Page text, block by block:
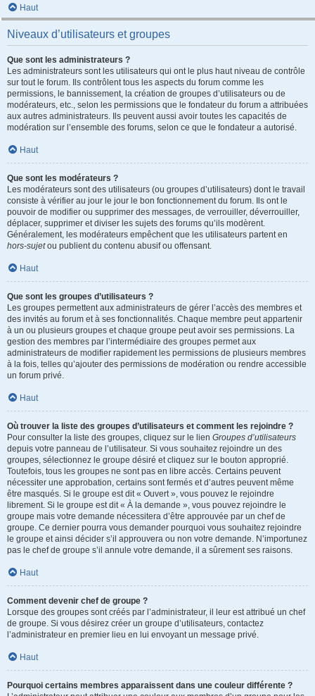
Haut
Niveaux d’utilisateurs et groupes
Que sont les administrateurs ?
Les administrateurs sont les utilisateurs qui ont le plus haut niveau de contrôle
sur tout le forum. Ils contrôlent tous les aspects du forum comme les
permissions, le bannissement, la création de groupes d’utilisateurs ou de
modérateurs, etc., selon les permissions que le fondateur du forum a attribuées
aux autres administrateurs. Ils peuvent aussi avoir toutes les capacités de
modération sur l’ensemble des forums, selon ce que le fondateur a autorisé.
Haut
Que sont les modérateurs ?
Les modérateurs sont des utilisateurs (ou groupes d’utilisateurs) dont le travail
consiste à vérifier au jour le jour le bon fonctionnement du forum. Ils ont le
pouvoir de modifier ou supprimer des messages, de verrouiller, déverrouiller,
déplacer, supprimer et diviser les sujets des forums qu’ils modèrent.
Généralement, les modérateurs empêchent que les utilisateurs partent en
hors-sujetou publient du contenu abusif ou offensant.
Haut
Que sont les groupes d’utilisateurs ?
Les groupes permettent aux administrateurs de gérer l’accès des membres et
des invités au forum et à ses fonctionnalités. Chaque membre peut appartenir
à un ou plusieurs groupes et chaque groupe peut avoir ses permissions. La
gestion des membres par l’intermédiaire des groupes permet aux
administrateurs de modifier rapidement les permissions de plusieurs membres
à la fois, telles qu’ajouter des permissions de modération ou rendre accessible
un forum privé.
Haut
Où trouver la liste des groupes d’utilisateurs et comment les rejoindre ?
Pour consulter la liste des groupes, cliquez sur le lien Groupes d’utilisateurs
depuis votre panneau de l’utilisateur. Si vous souhaitez rejoindre un des
groupes, sélectionnez le groupe désiré et cliquez sur le bouton approprié.
Toutefois, tous les groupes ne sont pas en libre accès. Certains peuvent
nécessiter une approbation, certains sont fermés et d’autres peuvent même
être masqués. Si le groupe est dit « Ouvert », vous pouvez le rejoindre
librement. Si le groupe est dit « À la demande », vous pouvez rejoindre le
groupe mais votre demande nécessitera d’être approuvée par un chef de
groupe. Ce dernier pourra vous demander pourquoi vous souhaitez rejoindre
le groupe et ainsi décider s’il approuvera ou non votre demande. N’importunez
pas le chef de groupe s’il annule votre demande, il a sûrement ses raisons.
Haut
Comment devenir chef de groupe ?
Lorsque des groupes sont créés par l’administrateur, il leur est attribué un chef
de groupe. Si vous désirez créer un groupe d’utilisateurs, contactez
l’administrateur en premier lieu en lui envoyant un message privé.
Haut
Pourquoi certains membres apparaissent dans une couleur différente ?